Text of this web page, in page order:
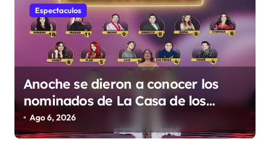
t
a
d
Espectaculos
Anoche se dieron a conocer los
nominados de La Casa de los
Famosos México 2026 en la
segunda semana
Ago 6, 2026